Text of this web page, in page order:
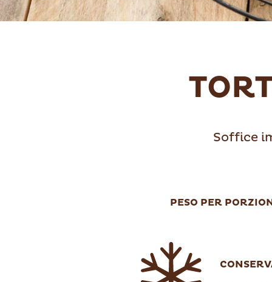
Soffice
PESO PER